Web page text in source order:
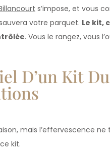
s’impose, et vous
votre parquet. Le kit,
. Vous le rangez, vous
D’un Kit
mais l’effervescence
kit.